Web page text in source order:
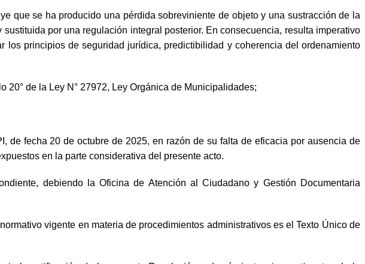
que se ha producido una pérdida sobreviniente de objeto y una sustracción de la
por una regulación integral posterior. En consecuencia, resulta imperativo
principios de seguridad jurídica, predictibilidad y coherencia del ordenamiento
20° de la Ley N° 27972, Ley Orgánica de Municipalidades;
de fecha 20 de octubre de 2025, en razón de su falta de eficacia por ausencia de
en la parte considerativa del presente acto.
debiendo la Oficina de Atención al Ciudadano y Gestión Documentaria
vigente en materia de procedimientos administrativos es el Texto Único de